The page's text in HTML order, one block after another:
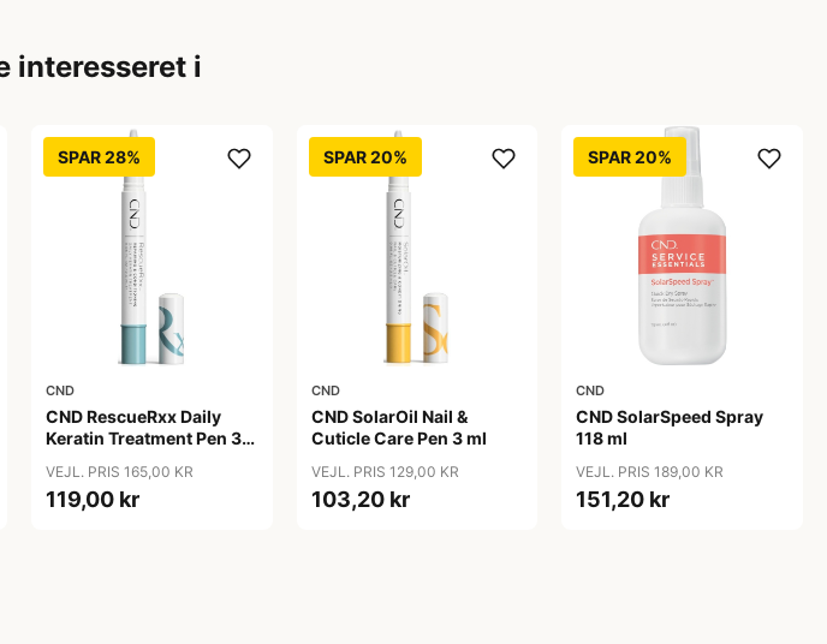
interesseret i
SPAR 28%
CND
CND RescueRxx Daily
Keratin Treatment Pen 3
VEJL. PRIS 165,00 KR
119,00 kr
SPAR 20%
CND
CND SolarOil Nail &
Cuticle Care Pen 3 ml
VEJL. PRIS 129,00 KR
103,20 kr
SPAR 20%
CND
CND SolarSpeed Spray
118 ml
VEJL. PRIS 189,00 KR
151,20 kr